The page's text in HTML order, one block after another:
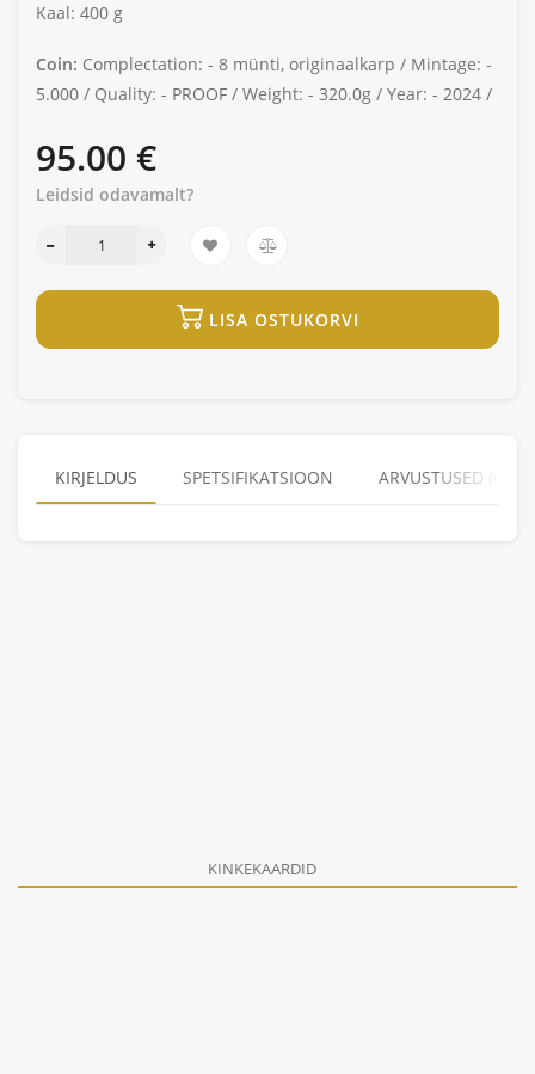
Kaal: 400 g
Coin: Complectation: - 8 münti, originaalkarp / Mintage: -
5.000 / Quality: - PROOF / Weight: - 320.0g / Year: - 2024 /
95.00 €
Leidsid odavamalt?
LISA OSTUKORVI
KIRJELDUS SPETSIFIKATSIOON ARVUSTUSED (0)
KINKEKAARDID